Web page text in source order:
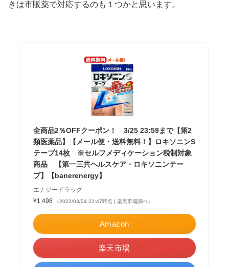
きは市販薬で対応するのも１つかと思います。
全商品2％OFFクーポン！ 3/25 23:59まで【第2
類医薬品】【メール便・送料無料！】ロキソニンS
テープ14枚 ※セルフメディケーション税制対象
商品 【第一三共ヘルスケア・ロキソニンテー
プ】【banerenergy】
エナジードラッグ
¥1,498
（2022/03/24 22:47時点 | 楽天市場調べ）
Amazon
楽天市場